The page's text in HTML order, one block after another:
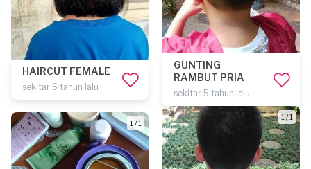
HAIRCUT FEMALE
sekitar 5 tahun lalu
GUNTING
RAMBUT PRIA
sekitar 5 tahun lalu
1 / 1
1 / 1